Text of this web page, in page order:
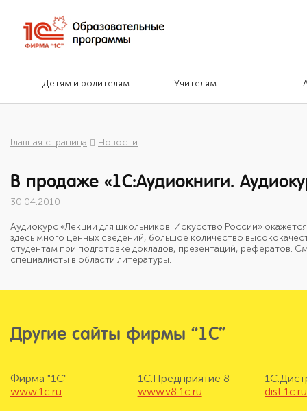
Детям и родителям Учителям
Главная страница Новости
В продаже «1С:Аудиокниги.
30.04.2010
Аудиокурс «Лекции для школьников. Искусство России»
здесь много ценных сведений, большое количество
студентам при подготовке докладов, презентаций, рефератов.
специалисты в области литературы.
Другие сайты фирмы “1С”
Фирма "1С"
www.1c.ru
1С:Предприятие 8
www.v8.1c.ru
dist.1c.ru